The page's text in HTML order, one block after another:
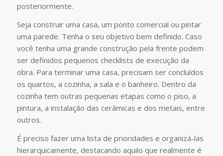
posteriormente.
Seja construir uma casa, um ponto comercial ou pintar
uma parede. Tenha o seu objetivo bem definido. Caso
você tenha uma grande construção pela frente podem
ser definidos pequenos checklists de execução da
obra. Para terminar uma casa, precisam ser concluídos
os quartos, a cozinha, a sala e o banheiro. Dentro da
cozinha tem outras pequenas etapas como o piso, a
pintura, a instalação das cerâmicas e dos metais, entre
outros.
É preciso fazer uma lista de prioridades e organizá-las
hierarquicamente, destacando aquilo que realmente é